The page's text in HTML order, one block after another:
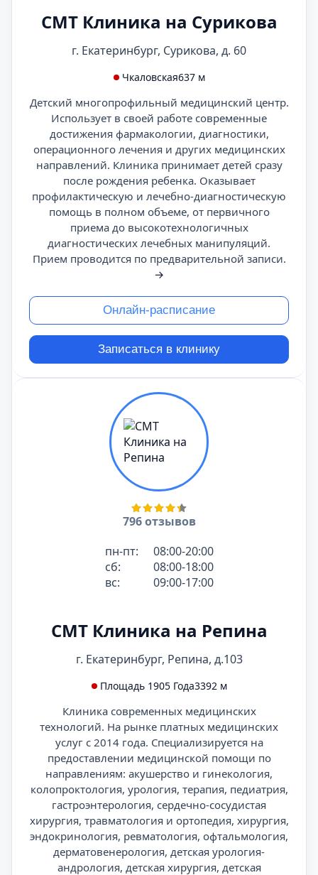
СМТ Клиника на Сурикова
г. Екатеринбург, Сурикова, д. 60
Чкаловская637 м
Детский многопрофильный медицинский центр.
Использует в своей работе современные
достижения фармакологии, диагностики,
операционного лечения и других медицинских
направлений. Клиника принимает детей сразу
после рождения ребенка. Оказывает
профилактическую и лечебно-диагностическую
помощь в полном объеме, от первичного
приема до высокотехнологичных
диагностических лечебных манипуляций.
Прием проводится по предварительной записи.
→
Онлайн-расписание
Записаться в клинику
796 отзывов
пн-пт:
08:00-20:00
сб:
08:00-18:00
вс:
09:00-17:00
СМТ Клиника на Репина
г. Екатеринбург, Репина, д.103
Площадь 1905 Года3392 м
Клиника современных медицинских
технологий. На рынке платных медицинских
услуг с 2014 года. Специализируется на
предоставлении медицинской помощи по
направлениям: акушерство и гинекология,
колопроктология, урология, терапия, педиатрия,
гастроэнтерология, сердечно-сосудистая
хирургия, травматология и ортопедия, хирургия,
эндокринология, ревматология, офтальмология,
дерматовенерология, детская урология-
андрология, детская хирургия, детская